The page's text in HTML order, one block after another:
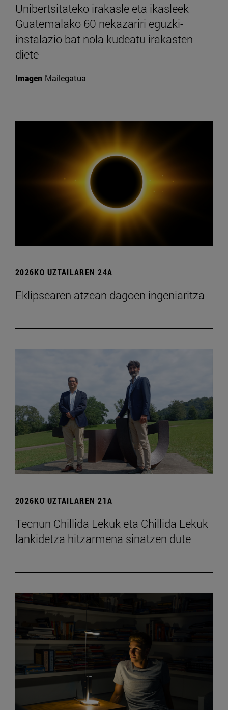
Unibertsitateko irakasle eta ikasleek
Guatemalako 60 nekazariri eguzki-
instalazio bat nola kudeatu irakasten
diete
Imagen Mailegatua
2026KO UZTAILAREN 24A
Eklipsearen atzean dagoen ingeniaritza
2026KO UZTAILAREN 21A
Tecnun Chillida Lekuk eta Chillida Lekuk
lankidetza hitzarmena sinatzen dute